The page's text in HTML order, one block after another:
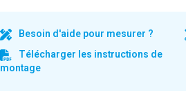
Besoin d'aide pour mesurer ?
Télécharger les instructions de
montage